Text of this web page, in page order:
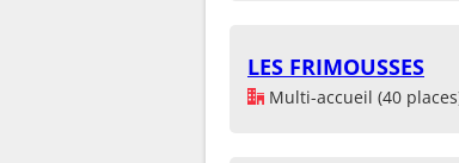
LES FRIMOUSSES
Multi-accueil (40